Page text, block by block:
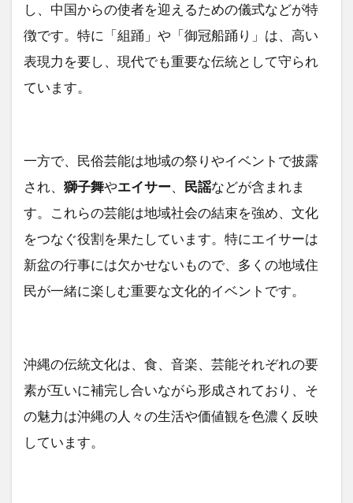
し、中国からの使者を迎えるための儀式などが特
徴です。特に「組踊」や「御冠船踊り」は、高い
表現力を要し、現代でも重要な伝統として守られ
ています。
一方で、民俗芸能は地域の祭りやイベントで披露
され、 獅子舞やエイサー、 民謡などが含まれま
す。これらの芸能は地域社会の結束を強め、文化
をつなぐ役割を果たしています。特にエイサーは
新盆の行事には欠かせないもので、多くの地域住
民が一緒に楽しむ重要な文化的イベントです。
沖縄の伝統文化は、食、音楽、芸能それぞれの要
素が互いに補完し合いながら形成されており、そ
の魅力は沖縄の人々の生活や価値観を色濃く反映
しています。